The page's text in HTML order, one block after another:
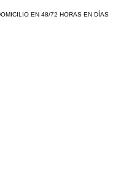
EN 48/72 HORAS EN DÍAS